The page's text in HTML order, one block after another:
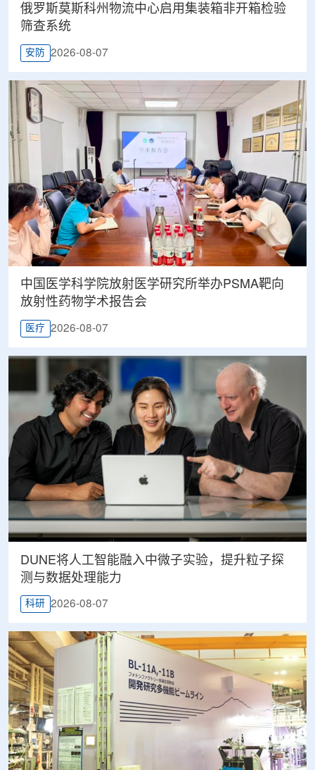
俄罗斯莫斯科州物流中心启用集装箱非开箱检验
筛查系统
安防 2026-08-07
中国医学科学院放射医学研究所举办PSMA靶向
放射性药物学术报告会
医疗 2026-08-07
DUNE将人工智能融入中微子实验，提升粒子探
测与数据处理能力
科研 2026-08-07